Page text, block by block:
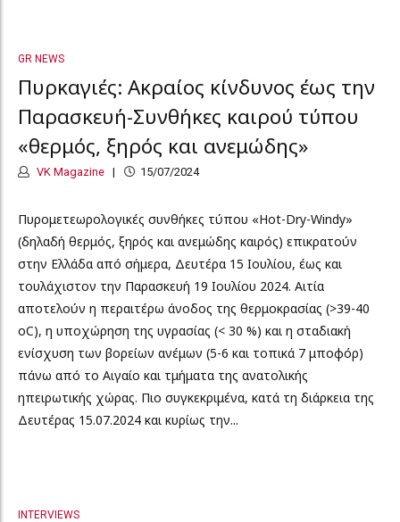
GR NEWS
Πυρκαγιές: Ακραίος κίνδυνος έως την
Παρασκευή-Συνθήκες καιρού τύπου
«θερμός, ξηρός και ανεμώδης»
VK Magazine 15/07/2024
Πυρομετεωρολογικές συνθήκες τύπου «Hot-Dry-Windy»
(δηλαδή θερμός, ξηρός και ανεμώδης καιρός) επικρατούν
στην Ελλάδα από σήμερα, Δευτέρα 15 Ιουλίου, έως και
τουλάχιστον την Παρασκευή 19 Ιουλίου 2024. Αιτία
αποτελούν η περαιτέρω άνοδος της θερμοκρασίας (>39-40
oC), η υποχώρηση της υγρασίας (< 30 %) και η σταδιακή
ενίσχυση των βορείων ανέμων (5-6 και τοπικά 7 μποφόρ)
πάνω από το Αιγαίο και τμήματα της ανατολικής
ηπειρωτικής χώρας. Πιο συγκεκριμένα, κατά τη διάρκεια της
Δευτέρας 15.07.2024 και κυρίως την...
INTERVIEWS